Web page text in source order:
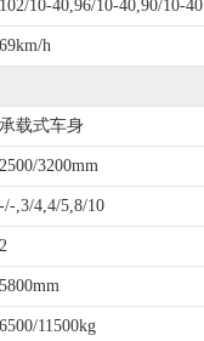
102/10-40,96/10-40,90/10-40
69km/h
承载式车身
2500/3200mm
-/-,3/4,4/5,8/10
2
5800mm
6500/11500kg